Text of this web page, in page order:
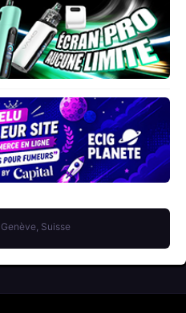
Genève, Suisse